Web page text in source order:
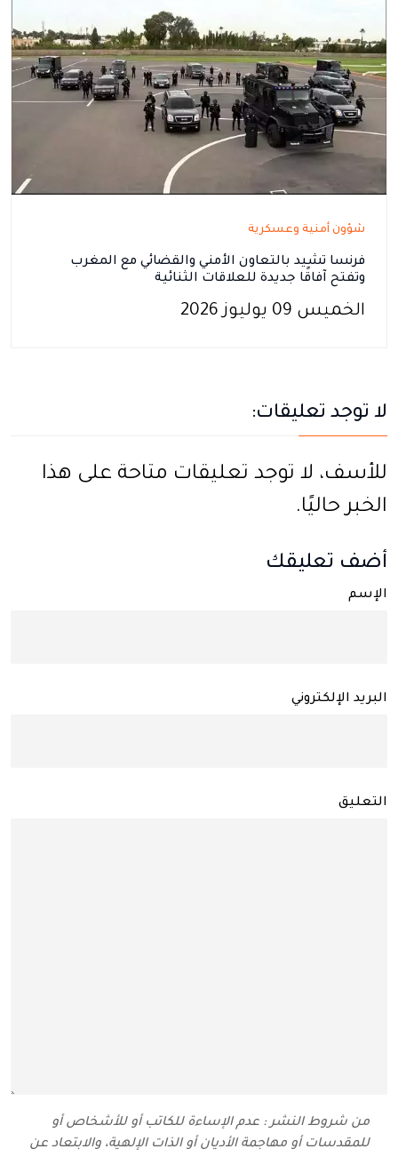
شؤون أمنية وعسكرية
فرنسا تشيد بالتعاون الأمني والقضائي مع المغرب
وتفتح آفاقًا جديدة للعلاقات الثنائية
الخميس 09 يوليوز 2026
لا توجد تعليقات:
للأسف، لا توجد تعليقات متاحة على هذا
الخبر حاليًا.
أضف تعليقك
الإسم
البريد الإلكتروني
التعليق
من شروط النشر : عدم الإساءة للكاتب أو للأشخاص أو
للمقدسات أو مهاجمة الأديان أو الذات الإلهية، والابتعاد عن